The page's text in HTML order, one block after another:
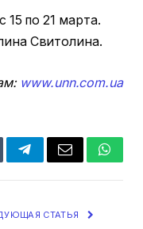
по 21 марта.
Свитолина.
www.unn.com.ua
TelegramEmail
СТАТЬЯ